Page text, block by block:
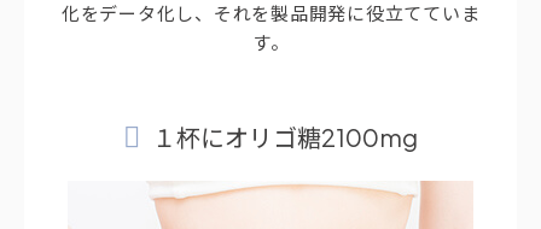
化をデータ化し、それを製品開発に役立てていま
す。
１杯にオリゴ糖2100mg